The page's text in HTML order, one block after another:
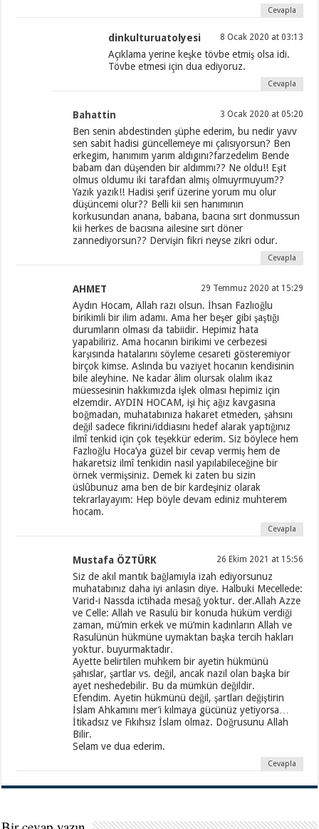
Cevapla
dinkulturuatolyesi 8 Ocak 2020 at 03:13
Açıklama yerine keşke tövbe etmiş olsa idi.
Tövbe etmesi için dua ediyoruz.
Cevapla
Bahattin 3 Ocak 2020 at 05:20
Ben senin abdestinden şüphe ederim, bu nedir yavv
sen sabit hadisi güncellemeye mi çalısıyorsun? Ben
erkegim, hanımım yarım aldıgını?farzedelim Bende
babam dan düşenden bir aldımmı?? Ne oldu!! Eşit
olmus oldumu iki tarafdan almış olmuyrmuyum??
Yazık yazık!! Hadisi şerif üzerine yorum mu olur
düşüncemi olur?? Belli kii sen hanımının
korkusundan anana, babana, bacına sırt donmussun
kii herkes de bacısına ailesine sırt döner
zannediyorsun?? Dervişin fikri neyse zikri odur.
Cevapla
AHMET 29 Temmuz 2020 at 15:29
Aydın Hocam, Allah razı olsun. İhsan Fazlıoğlu
birikimli bir ilim adamı. Ama her beşer gibi şaştığı
durumların olması da tabiidir. Hepimiz hata
yapabiliriz. Ama hocanın birikimi ve cerbezesi
karşısında hatalarını söyleme cesareti gösteremiyor
birçok kimse. Aslında bu vaziyet hocanın kendisinin
bile aleyhine. Ne kadar âlim olursak olalım ikaz
müessesinin hakkımızda işlek olması hepimiz için
elzemdir. AYDIN HOCAM, işi hiç ağız kavgasına
boğmadan, muhatabınıza hakaret etmeden, şahsını
değil sadece fikrini/iddiasını hedef alarak yaptığınız
ilmî tenkid için çok teşekkür ederim. Siz böylece hem
Fazlıoğlu Hoca’ya güzel bir cevap vermiş hem de
hakaretsiz ilmî tenkidin nasıl yapılabileceğine bir
örnek vermişsiniz. Demek ki zaten bu sizin
üslûbunuz ama ben de bir kardeşiniz olarak
tekrarlayayım: Hep böyle devam ediniz muhterem
hocam.
Cevapla
Mustafa ÖZTÜRK 26 Ekim 2021 at 15:56
Siz de akıl mantık bağlamıyla izah ediyorsunuz
muhatabınız daha iyi anlasın diye. Halbuki Mecellede:
Varid-i Nassda ictihada mesağ yoktur. der.Allah Azze
ve Celle: Allah ve Rasulü bir konuda hüküm verdiği
zaman, mü’min erkek ve mü’min kadınların Allah ve
Rasulünün hükmüne uymaktan başka tercih hakları
yoktur. buyurmaktadır.
Ayette belirtilen muhkem bir ayetin hükmünü
şahıslar, şartlar vs. değil, ancak nazil olan başka bir
ayet neshedebilir. Bu da mümkün değildir.
Efendim. Ayetin hükmünü değil, şartları değiştirin
İslam Ahkamını mer’i kılmaya gücünüz yetiyorsa…
İtikadsız ve Fıkıhsız İslam olmaz. Doğrusunu Allah
Bilir.
Selam ve dua ederim.
Cevapla